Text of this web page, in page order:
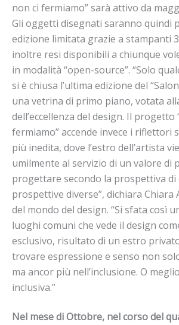
non ci fermiamo” sarà attivo da
Gli oggetti disegnati saranno quindi
edizione limitata grazie a stampanti
inoltre resi disponibili a chiunque
in modalità “open-source”. “Solo
si è chiusa l’ultima edizione del
una vetrina di primo piano, votata
dell’eccellenza del design. Il progetto
fermiamo” accende invece i riflettori
più inedita, dove l’estro dell’artista
umilmente al servizio di un valore di
progettare secondo la prospettiva di
prospettive diverse”, dichiara Chiara
del mondo del design. “Si sfata così
luoghi comuni che vede il design
esclusivo, risultato di un estro
trovare espressione e senso non
ma ancor più nell’inclusione. O
inclusiva.”
Nel mese di Ottobre, nel corso del